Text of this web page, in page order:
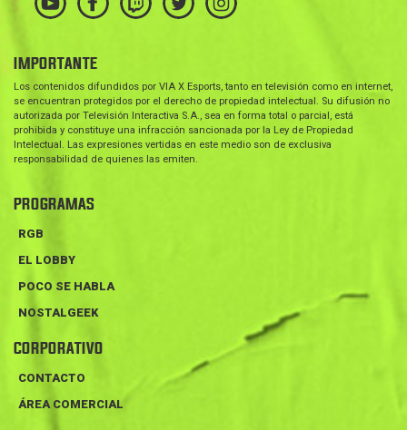
IMPORTANTE
Los contenidos difundidos por VIA X Esports, tanto en televisión como en internet,
se encuentran protegidos por el derecho de propiedad intelectual. Su difusión no
autorizada por Televisión Interactiva S.A., sea en forma total o parcial, está
prohibida y constituye una infracción sancionada por la Ley de Propiedad
Intelectual. Las expresiones vertidas en este medio son de exclusiva
responsabilidad de quienes las emiten.
PROGRAMAS
RGB
EL LOBBY
POCO SE HABLA
NOSTALGEEK
CORPORATIVO
CONTACTO
ÁREA COMERCIAL